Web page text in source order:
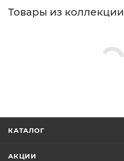
Товары из коллекции
КАТАЛОГ
АКЦИИ